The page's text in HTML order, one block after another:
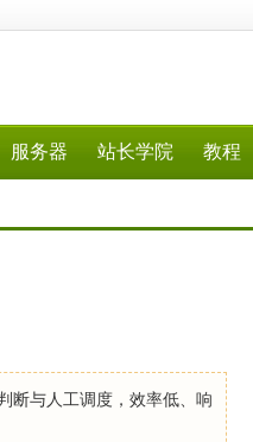
服务器 站长学院 教程
与人工调度，效率低、响